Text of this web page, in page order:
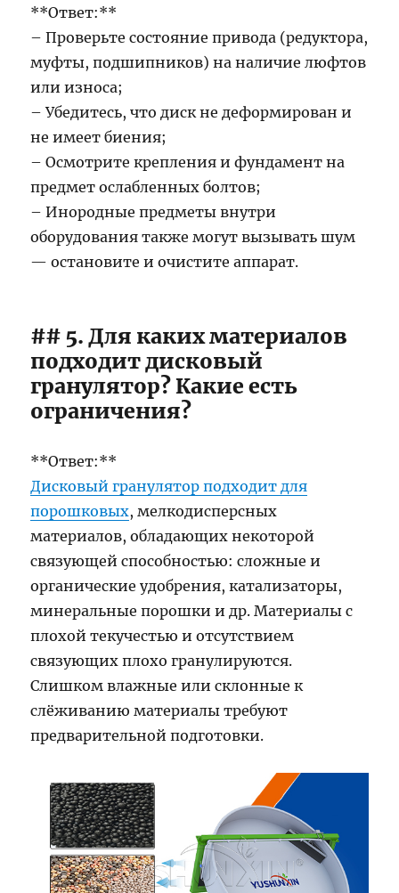
**Ответ:**
– Проверьте состояние привода (редуктора,
муфты, подшипников) на наличие люфтов
или износа;
– Убедитесь, что диск не деформирован и
не имеет биения;
– Осмотрите крепления и фундамент на
предмет ослабленных болтов;
– Инородные предметы внутри
оборудования также могут вызывать шум
— остановите и очистите аппарат.
## 5. Для каких материалов
подходит дисковый
гранулятор? Какие есть
ограничения?
**Ответ:**
Дисковый гранулятор подходит для
порошковых, мелкодисперсных
материалов, обладающих некоторой
связующей способностью: сложные и
органические удобрения, катализаторы,
минеральные порошки и др. Материалы с
плохой текучестью и отсутствием
связующих плохо гранулируются.
Слишком влажные или склонные к
слёживанию материалы требуют
предварительной подготовки.